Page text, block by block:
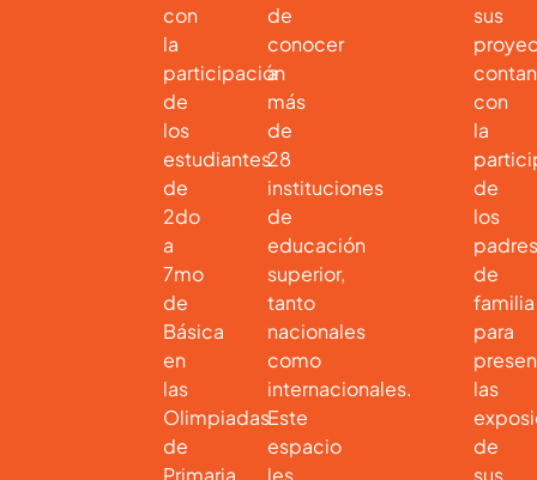
con
la
participación
de
los
estudiantes
de
2do
a
7mo
de
Básica
en
las
Olimpiadas
de
Primaria.
de
conocer
a
más
de
28
instituciones
de
educación
superior,
tanto
nacionales
como
internacionales.
Este
espacio
les
sus
con
la
de
los
de
familia
para
las
de
sus